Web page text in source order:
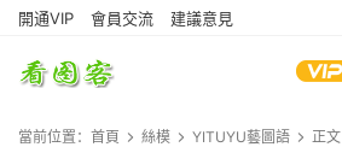
開通VIP 會員交流 建議意見
當前位置： 首頁 絲模 YITUYU藝圖語 正文